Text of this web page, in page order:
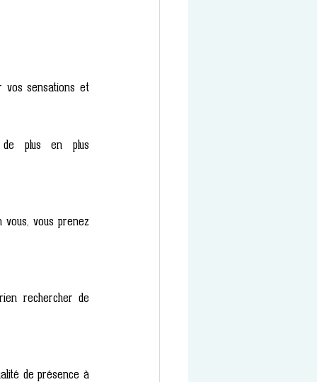
vos sensations et
de plus en plus
vous prenez
rechercher de
de présence à